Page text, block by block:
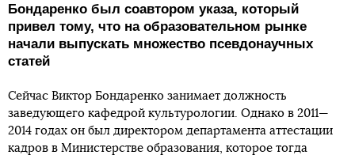
Бондаренко был соавтором указа, который
привел тому, что на образовательном рынке
начали выпускать множество псевдонаучных
статей
Сейчас Виктор Бондаренко занимает должность
заведующего кафедрой культурологии. Однако в 2011—
2014 годах он был директором департамента аттестации
кадров в Министерстве образования, которое тогда